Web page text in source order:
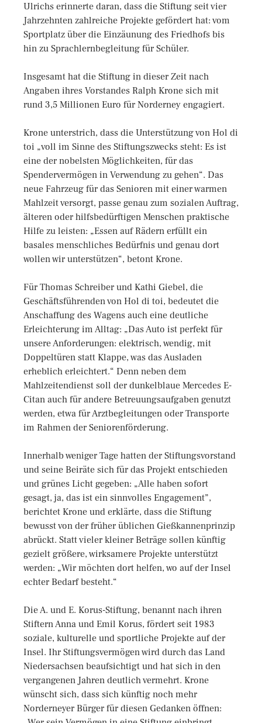
Ulrichs erinnerte daran, dass die Stiftung seit vier
Jahrzehnten zahlreiche Projekte gefördert hat: vom
Sportplatz über die Einzäunung des Friedhofs bis
hin zu Sprachlernbegleitung für Schüler.
Insgesamt hat die Stiftung in dieser Zeit nach
Angaben ihres Vorstandes Ralph Krone sich mit
rund 3,5 Millionen Euro für Norderney engagiert.
Krone unterstrich, dass die Unterstützung von Hol di
toi „voll im Sinne des Stiftungszwecks steht: Es ist
eine der nobelsten Möglichkeiten, für das
Spendervermögen in Verwendung zu gehen“. Das
neue Fahrzeug für das Senioren mit einer warmen
Mahlzeit versorgt, passe genau zum sozialen Auftrag,
älteren oder hilfsbedürftigen Menschen praktische
Hilfe zu leisten: „Essen auf Rädern erfüllt ein
basales menschliches Bedürfnis und genau dort
wollen wir unterstützen“, betont Krone.
Für Thomas Schreiber und Kathi Giebel, die
Geschäftsführenden von Hol di toi, bedeutet die
Anschaffung des Wagens auch eine deutliche
Erleichterung im Alltag: „Das Auto ist perfekt für
unsere Anforderungen: elektrisch, wendig, mit
Doppeltüren statt Klappe, was das Ausladen
erheblich erleichtert.“ Denn neben dem
Mahlzeitendienst soll der dunkelblaue Mercedes E-
Citan auch für andere Betreuungsaufgaben genutzt
werden, etwa für Arztbegleitungen oder Transporte
im Rahmen der Seniorenförderung.
Innerhalb weniger Tage hatten der Stiftungs­vorstand
und seine Beiräte sich für das Projekt entschieden
und grünes Licht gegeben: „Alle haben sofort
gesagt, ja, das ist ein sinnvolles Engagement”,
berichtet Krone und erklärte, dass die Stiftung
bewusst von der früher üblichen Gießkannenprinzip
abrückt. Statt vieler kleiner Beträge sollen künftig
gezielt größere, wirksamere Projekte unterstützt
werden: „Wir möchten dort helfen, wo auf der Insel
echter Bedarf besteht.“
Die A. und E. Korus-Stiftung, benannt nach ihren
Stiftern Anna und Emil Korus, fördert seit 1983
soziale, kulturelle und sportliche Projekte auf der
Insel. Ihr Stiftungsvermögen wird durch das Land
Niedersachsen beaufsichtigt und hat sich in den
vergangenen Jahren deutlich vermehrt. Krone
wünscht sich, dass sich künftig noch mehr
Norderneyer Bürger für diesen Gedanken öffnen: